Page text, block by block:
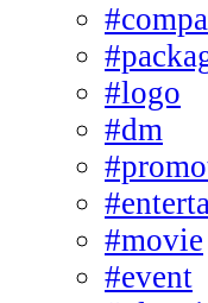
#logo
#dm
#movie
#event